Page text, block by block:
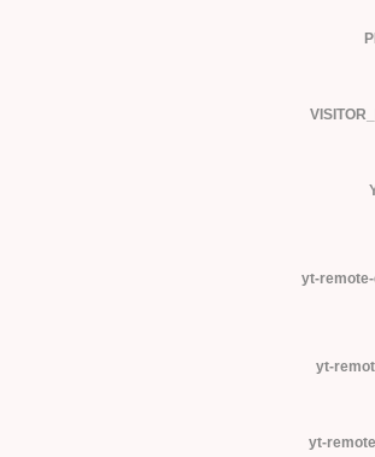
yt-
yt-
yt-